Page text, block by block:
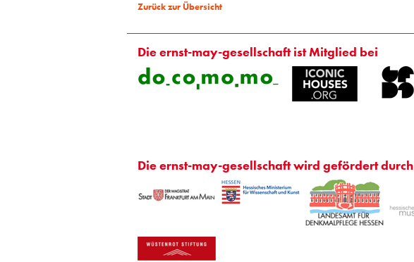
Zurück zur Übersicht
Die ernst-may-gesellschaft ist Mitglied bei
Die ernst-may-gesellschaft wird gefördert durch